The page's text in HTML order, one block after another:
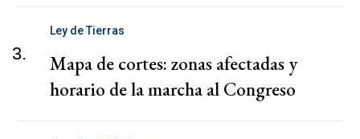
3.
Ley de Tierras
Mapa de cortes: zonas afectadas y
horario de la marcha al Congreso